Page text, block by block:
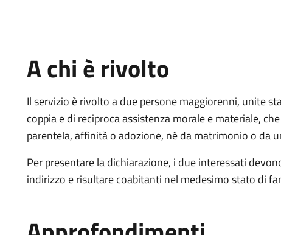
A chi è rivolto
Il servizio è rivolto a due persone maggiorenni, unite
coppia e di reciproca assistenza morale e materiale,
parentela, affinità o adozione, né da matrimonio o da
Per presentare la dichiarazione, i due interessati
indirizzo e risultare coabitanti nel medesimo stato di